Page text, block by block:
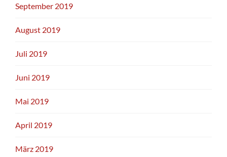
September 2019
August 2019
Juli 2019
Juni 2019
Mai 2019
April 2019
März 2019